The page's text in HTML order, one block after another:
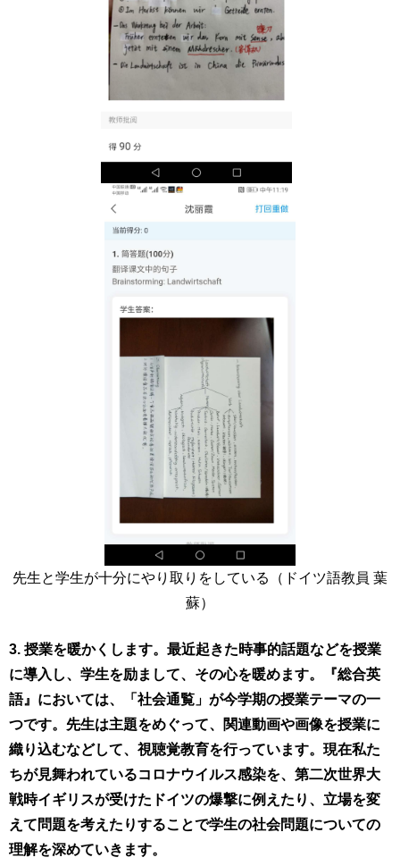
先生と学生が十分にやり取りをしている（ドイツ語教員 葉
蘇）
3. 授業を暖かくします。最近起きた時事的話題などを授業
に導入し、学生を励まして、その心を暖めます。
『総合英
語』においては、「社会通覧」が今学期の授業テーマの一
つです。先生は主題をめぐって、関連動画や画像を授業に
織り込むなどして、視聴覚教育を行っています。現在私た
ちが見舞われているコロナウイルス感染を、第二次世界大
戦時イギリスが受けたドイツの爆撃に例え たり、立場を変
えて問題を考えたりすることで学生の社会問題についての
理解を深めていきます。